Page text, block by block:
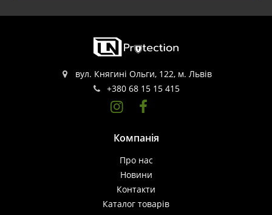
вул. Княгині Ольги, 122, м. Львів
+380 68 15 15 415
Компанія
Про нас
Новини
Контакти
Каталог товарів